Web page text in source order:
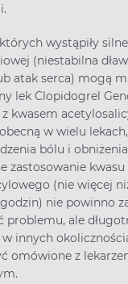
wystąpiły
(niestabilna
atak serca) mogą
lek Clopidogrel
kwasem
w wielu
bólu i
zastosowanie kwasu
(nie więcej
nie powinno
problemu, ale
innych
omówione z